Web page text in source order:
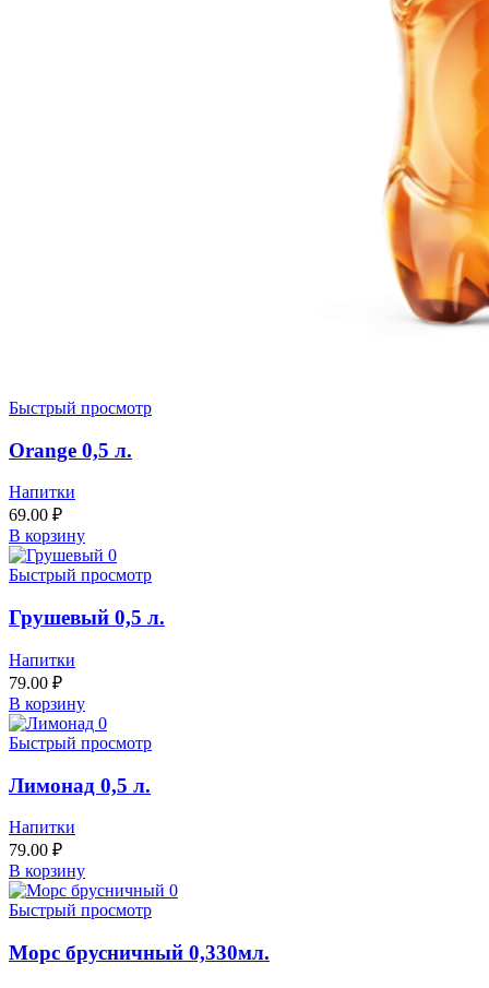
Быстрый просмотр
Orange 0,5 л.
Напитки
69.00 ₽
В корзину
Быстрый просмотр
Грушевый 0,5 л.
Напитки
79.00 ₽
В корзину
Быстрый просмотр
Лимонад 0,5 л.
Напитки
79.00 ₽
В корзину
Быстрый просмотр
Морс брусничный 0,330мл.